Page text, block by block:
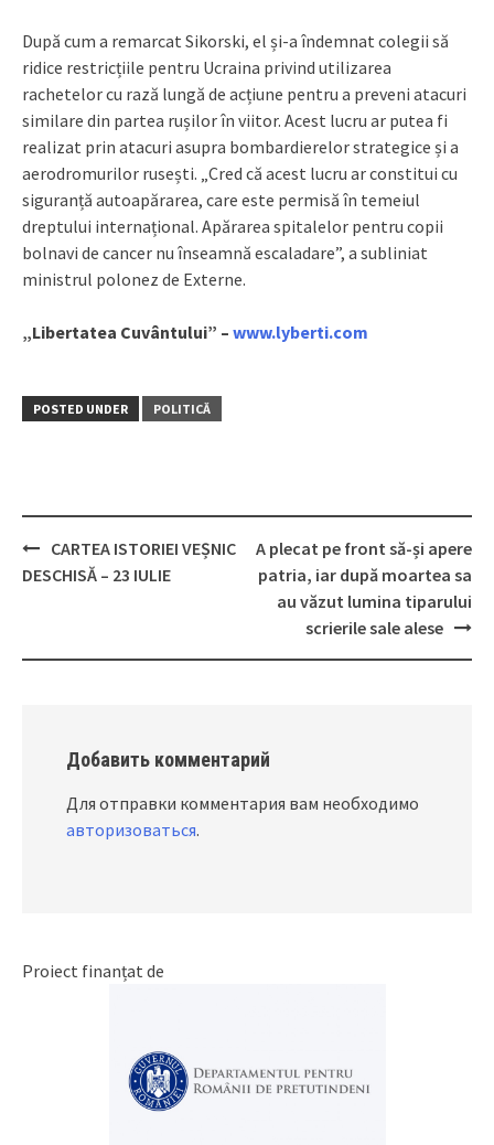
După cum a remarcat Sikorski, el și-a îndemnat colegii să
ridice restricțiile pentru Ucraina privind utilizarea
rachetelor cu rază lungă de acțiune pentru a preveni atacuri
similare din partea rușilor în viitor. Acest lucru ar putea fi
realizat prin atacuri asupra bombardierelor strategice și a
aerodromurilor rusești. „Cred că acest lucru ar constitui cu
siguranță autoapărarea, care este permisă în temeiul
dreptului internațional. Apărarea spitalelor pentru copii
bolnavi de cancer nu înseamnă escaladare”, a subliniat
ministrul polonez de Externe.
„Libertatea Cuvântului” – www.lyberti.com
POSTED UNDER POLITICĂ
Post
CARTEA ISTORIEI VEȘNIC
DESCHISĂ – 23 IULIE
A plecat pe front să-și apere
patria, iar după moartea sa
au văzut lumina tiparului
scrierile sale alese
Добавить комментарий
Для отправки комментария вам необходимо
авторизоваться.
Proiect finanțat de